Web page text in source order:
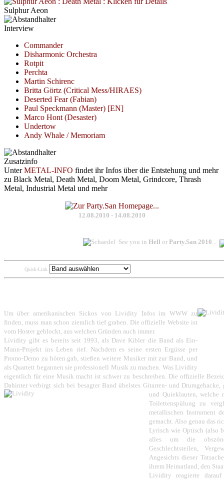
Sulphur Aeon
Interview
Commander
Disharmonic Orchestra
Rotpit
Perchta
Martin Schirenc
Britta Görtz (Critical Mess/HIRAES)
Deserted Fear (Fabian)
Paul Speckmann (Master) [EN]
Marco Hont (Desaster)
Undertow
Andy Whale / Memoriam
Zusatzinfo
UnterMETAL-INFO findet ihr Infos über die Entstehung und mehr
zu Black Metal, Death Metal, Doom Metal, Grindcore, Thrash
Metal, Industrial Metal und mehr
12.08.2010 - 14.08.2010
See you in Hell or Party.San 2010...
Quick-Link
Um über amerikanischen Sickos von Lividity Infos im WWW zu
finden, muss man schon ziemlich tief graben. Die offizielle Website ist
vom Hoster geblockt, aus welchen Gründen auch immer.
Lividity gibt es bereits seit 1993, als Dave Kibler die Band als Ein-
Mann-Projekt ins Leben rief. Nachdem es seine ersten Ergüsse per
Promo-Demo zu hören gab, stießen weitere Musiker mit zur Band, und
als Quartett begannen sie professionell Musik zu machen. Was Lividity
eigentlich für eine Musik macht ist schwer zu beschreiben. Die offizielle
Dahinter verbirgt sich bei besagter Band übelstes Gitarren- und
und Quieklauten, welche
Toilettenspülung zu
metallischen Instrument
gemacht. Also genau das
Lyrisch wie Optisch (also
alles um die
Geschlechtsteilen,
Angesichts dieser
ihrem Heimatland, den
Lividity reagierte darauf